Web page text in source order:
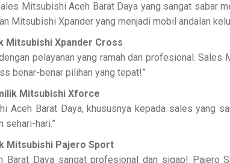
Mitsubishi Aceh Barat Daya yang sangat sabar
Mitsubishi Xpander yang menjadi mobil andalan
Mitsubishi Xpander Cross
pelayanan yang ramah dan profesional.
benar-benar pilihan yang tepat!”
Mitsubishi Xforce
Aceh Barat Daya, khususnya kepada sales yang
sehari-hari.”
Mitsubishi Pajero Sport
Barat Daya sangat profesional dan sigap! Pajero